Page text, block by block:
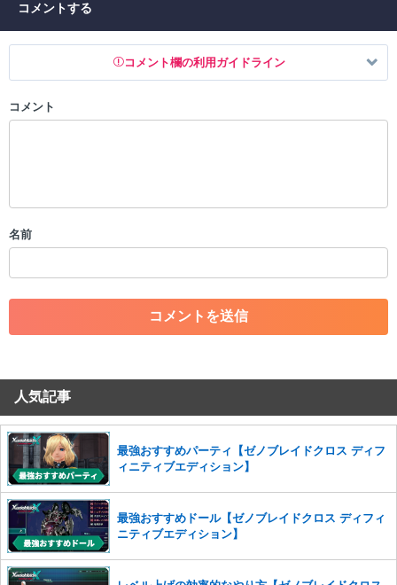
コメントする
コメント欄の利用ガイドライン
以下の書き込みを禁止とし、場合によってはコメント削除や書き込み制
・一度削除された投稿を再び投稿すること
・アカウントの売買など金銭が絡む内容の投稿
・各ゲームのネタバレを含む内容の投稿
・その他、管理者が不適切と判断した投稿
コメントの削除を申請する
せていただきます。ご了承ください。
※一度削除したコメントは復元ができませんのでご注意くだ
さい。
また、過度な利用規約の違反や、弊社に損害の及ぶ内容の書き込みがあ
った場合は、法的措置をとらせていただく場合もございますので、あら
かじめご理解くださいませ。
コメント
名前
人気記事
最強おすすめパーティ【ゼノブレイドクロス ディフ
ィニティブエディション】
最強おすすめドール【ゼノブレイドクロス ディフィ
ニティブエディション】